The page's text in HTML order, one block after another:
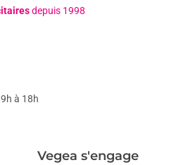
depuis 1998
à 18h
Vegea s'engage